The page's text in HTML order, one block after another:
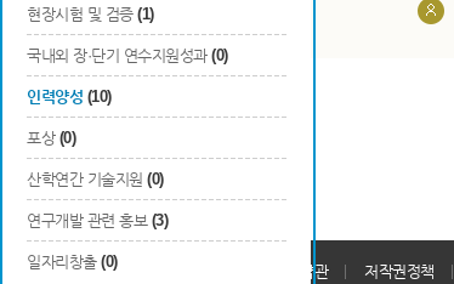
현장시험 및 검증 (1)
국내외 장·단기 연수지원성과 (0)
인력양성 (10)
포상 (0)
산학연간 기술지원 (0)
연구개발 관련 홍보 (3)
일자리창출 (0)
담당부서
개인정보처리방침 회원가입약관 저작권정책